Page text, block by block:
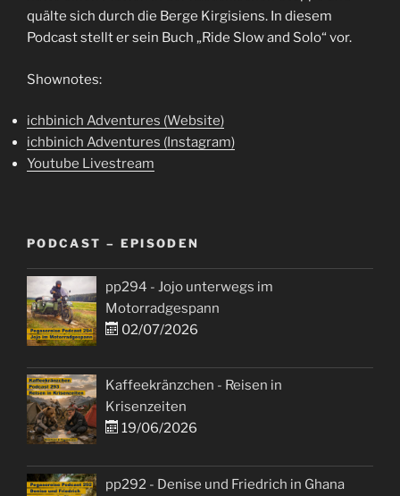
quälte sich durch die Berge Kirgisiens. In diesem
Podcast stellt er sein Buch „Ride Slow and Solo“ vor.
Shownotes:
ichbinich Adventures (Website)
ichbinich Adventures (Instagram)
Youtube Livestream
PODCAST – EPISODEN
pp294 - Jojo unterwegs im
Motorradgespann
02/07/2026
Kaffeekränzchen - Reisen in
Krisenzeiten
19/06/2026
pp292 - Denise und Friedrich in Ghana